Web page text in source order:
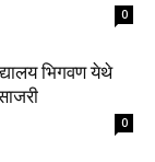
0
भिगवण येथे
0